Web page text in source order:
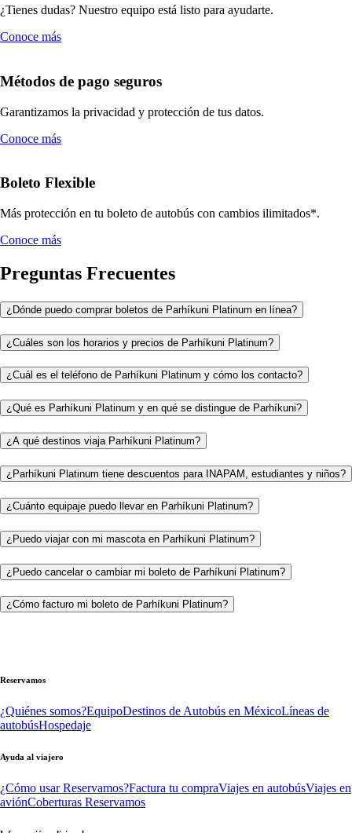
¿Tienes dudas? Nuestro equipo está listo para ayudarte.
Conoce más
Métodos de pago seguros
Garantizamos la privacidad y protección de tus datos.
Conoce más
Boleto Flexible
Más protección en tu boleto de autobús con cambios ilimitados*.
Conoce más
Preguntas Frecuentes
¿Dónde puedo comprar boletos de Parhíkuni Platinum en línea?
¿Cuáles son los horarios y precios de Parhíkuni Platinum?
¿Cuál es el teléfono de Parhíkuni Platinum y cómo los contacto?
¿Qué es Parhíkuni Platinum y en qué se distingue de Parhíkuni?
¿A qué destinos viaja Parhíkuni Platinum?
¿Parhíkuni Platinum tiene descuentos para INAPAM, estudiantes y niños?
¿Cuánto equipaje puedo llevar en Parhíkuni Platinum?
¿Puedo viajar con mi mascota en Parhíkuni Platinum?
¿Puedo cancelar o cambiar mi boleto de Parhíkuni Platinum?
¿Cómo facturo mi boleto de Parhíkuni Platinum?
Reservamos
¿Quiénes somos?EquipoDestinos de Autobús en MéxicoLíneas de
autobúsHospedaje
Ayuda al viajero
¿Cómo usar Reservamos?Factura tu compraViajes en autobúsViajes en
aviónCoberturas Reservamos